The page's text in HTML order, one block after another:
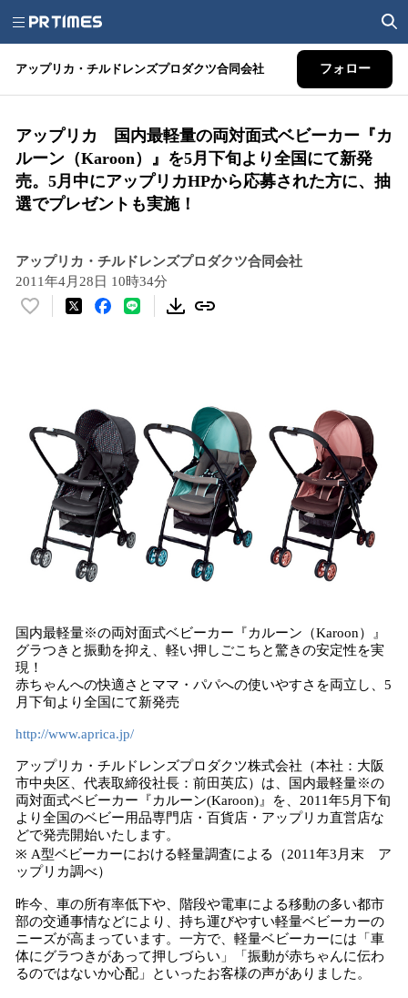
アップリカ・チルドレンズプロダクツ合同会社 フォロー
アップリカ 国内最軽量の両対面式ベビーカー『カ
ルーン（Karoon）』を5月下旬より全国にて新発
売。5月中にアップリカHPから応募された方に、抽
選でプレゼントも実施！
アップリカ・チルドレンズプロダクツ合同会社
2011年4月28日 10時34分
い
読
み
込
す
国内最軽量※の両対面式ベビーカー『カルーン（Karoon）』
グラつきと振動を抑え、軽い押しごこちと驚きの安定性を実
現！
赤ちゃんへの快適さとママ・パパへの使いやすさを両立し、5
月下旬より全国にて新発売
http://www.aprica.jp/
アップリカ・チルドレンズプロダクツ株式会社（本社：大阪
市中央区、代表取締役社長：前田英広）は、国内最軽量※の
両対面式ベビーカー『カルーン(Karoon)』を、2011年5月下旬
より全国のベビー用品専門店・百貨店・アップリカ直営店な
どで発売開始いたします。
※ A型ベビーカーにおける軽量調査による（2011年3月末 ア
ップリカ調べ）
昨今、車の所有率低下や、階段や電車による移動の多い都市
部の交通事情などにより、持ち運びやすい軽量ベビーカーの
ニーズが高まっています。一方で、軽量ベビーカーには「車
体にグラつきがあって押しづらい」「振動が赤ちゃんに伝わ
るのではないか心配」といったお客様の声がありました。